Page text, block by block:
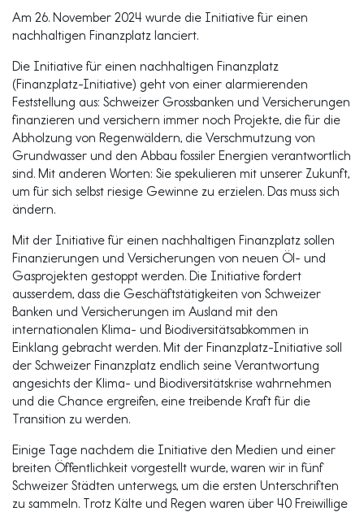
Am 26. November 2024 wurde die Initiative für einen
nachhaltigen Finanzplatz lanciert.
Die Initiative für einen nachhaltigen Finanzplatz
(Finanzplatz-Initiative) geht von einer alarmierenden
Feststellung aus: Schweizer Grossbanken und Versicherungen
finanzieren und versichern immer noch Projekte, die für die
Abholzung von Regenwäldern, die Verschmutzung von
Grundwasser und den Abbau fossiler Energien verantwortlich
sind. Mit anderen Worten: Sie spekulieren mit unserer Zukunft,
um für sich selbst riesige Gewinne zu erzielen. Das muss sich
ändern.
Mit der Initiative für einen nachhaltigen Finanzplatz sollen
Finanzierungen und Versicherungen von neuen Öl- und
Gasprojekten gestoppt werden. Die Initiative fordert
ausserdem, dass die Geschäftstätigkeiten von Schweizer
Banken und Versicherungen im Ausland mit den
internationalen Klima- und Biodiversitätsabkommen in
Einklang gebracht werden. Mit der Finanzplatz-Initiative soll
der Schweizer Finanzplatz endlich seine Verantwortung
angesichts der Klima- und Biodiversitätskrise wahrnehmen
und die Chance ergreifen, eine treibende Kraft für die
Transition zu werden.
Einige Tage nachdem die Initiative den Medien und einer
breiten Öffentlichkeit vorgestellt wurde, waren wir in fünf
Schweizer Städten unterwegs, um die ersten Unterschriften
zu sammeln. Trotz Kälte und Regen waren über 40 Freiwillige